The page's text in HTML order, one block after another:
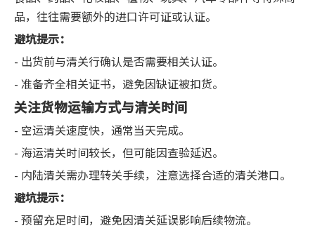
品，往往需要额外的进口许可证或认证。
避坑提示：
- 出货前与清关行确认是否需要相关认证。
- 准备齐全相关证书，避免因缺证被扣货。
关注货物运输方式与清关时间
- 空运清关速度快，通常当天完成。
- 海运清关时间较长，但可能因查验延迟。
- 内陆清关需办理转关手续，注意选择合适的清关港口。
避坑提示：
- 预留充足时间，避免因清关延误影响后续物流。